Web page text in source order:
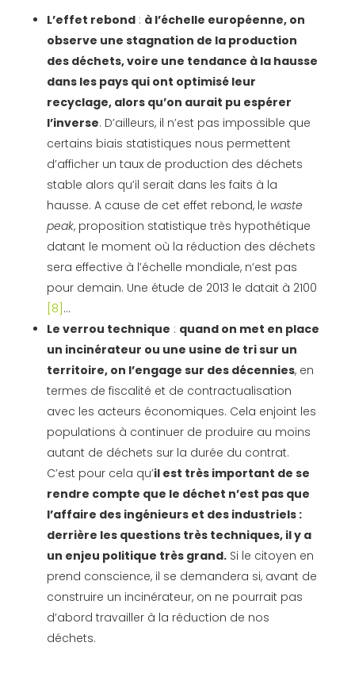
L’effet rebond: à l’échelle européenne, on
observe une stagnation de la production
des déchets, voire une tendance à la hausse
dans les pays qui ont optimisé leur
recyclage, alors qu’on aurait pu espérer
l’inverse. D’ailleurs, il n’est pas impossible que
certains biais statistiques nous permettent
d’afficher un taux de production des déchets
stable alors qu’il serait dans les faits à la
hausse. A cause de cet effet rebond, le waste
peak, proposition statistique très hypothétique
datant le moment où la réduction des déchets
sera effective à l’échelle mondiale, n’est pas
pour demain. Une étude de 2013 le datait à 2100
[8] …
Le verrou technique : quand on met en place
un incinérateur ou une usine de tri sur un
territoire, on l’engage sur des décennies, en
termes de fiscalité et de contractualisation
avec les acteurs économiques. Cela enjoint les
populations à continuer de produire au moins
autant de déchets sur la durée du contrat.
C’est pour cela qu’il est très important de se
rendre compte que le déchet n’est pas que
l’affaire des ingénieurs et des industriels :
derrière les questions très techniques, il y a
un enjeu politique très grand.Si le citoyen en
prend conscience, il se demandera si, avant de
construire un incinérateur, on ne pourrait pas
d’abord travailler à la réduction de nos
déchets.